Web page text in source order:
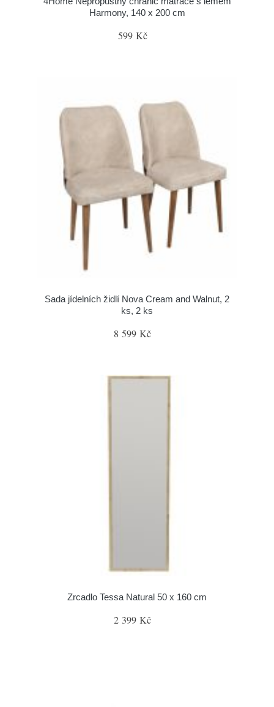
Harmony, 140 x 200 cm
599 Kč
Sada jídelních židlí Nova Cream and Walnut, 2
ks, 2 ks
8 599 Kč
Zrcadlo Tessa Natural 50 x 160 cm
2 399 Kč